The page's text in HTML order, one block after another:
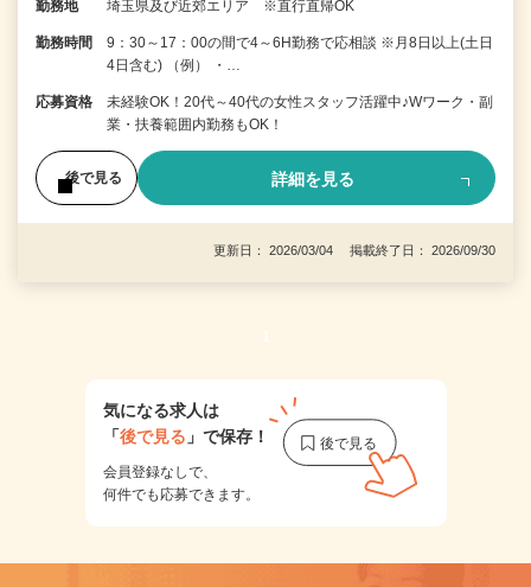
勤務地 埼玉県及び近郊エリア ※直行直帰OK
勤務時間
9：30～17：00の間で4～6H勤務で応相談 ※月8日以上(土日
4日含む) （例） ・…
応募資格
未経験OK！20代～40代の女性スタッフ活躍中♪Wワーク・副
業・扶養範囲内勤務もOK！
後で見る 詳細を見る
更新日： 2026/03/04 掲載終了日： 2026/09/30
1
気になる求人は
「後で見る 」で保存！
会員登録なしで、
何件でも応募できます。